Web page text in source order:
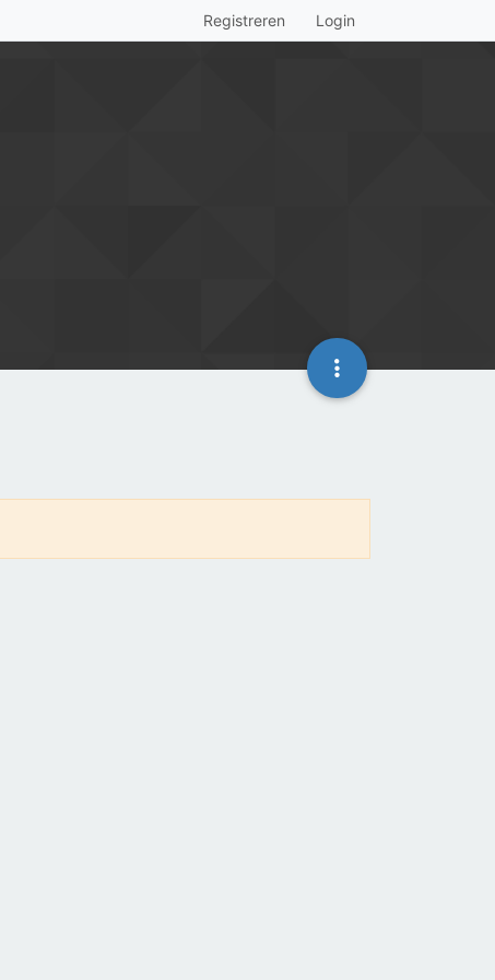
Registreren Login